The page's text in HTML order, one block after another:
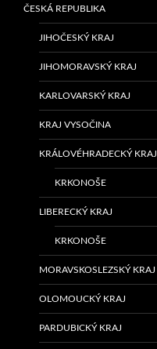
ČESKÁ REPUBLIKA
JIHOČESKÝ KRAJ
JIHOMORAVSKÝ KRAJ
KARLOVARSKÝ KRAJ
KRAJ VYSOČINA
KRÁLOVÉHRADECKÝ KRAJ
KRKONOŠE
LIBERECKÝ KRAJ
KRKONOŠE
MORAVSKOSLEZSKÝ KRAJ
OLOMOUCKÝ KRAJ
PARDUBICKÝ KRAJ